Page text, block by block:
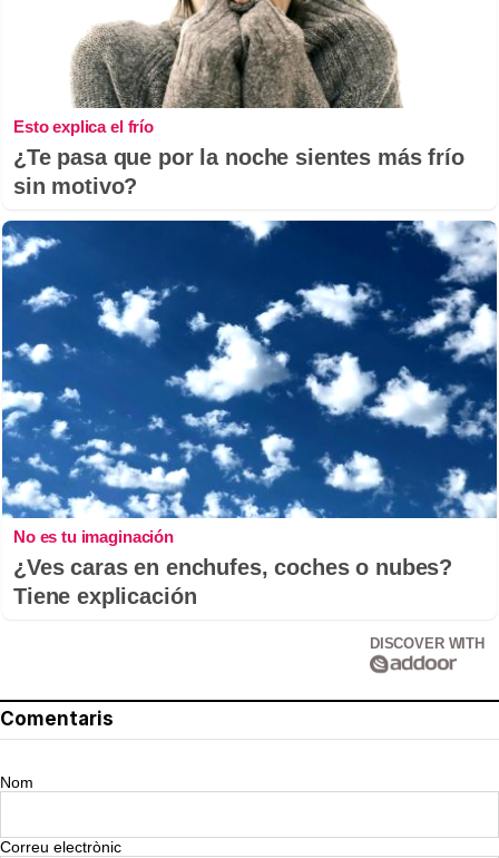
Esto explica el frío
¿Te pasa que por la noche sientes más frío
sin motivo?
No es tu imaginación
¿Ves caras en enchufes, coches o nubes?
Tiene explicación
DISCOVER WITH
Comentaris
Nom
Correu electrònic